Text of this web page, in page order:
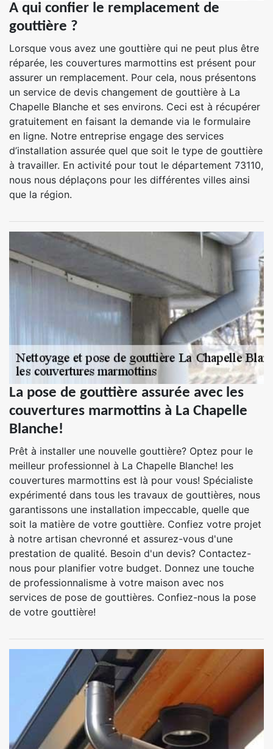
A qui confier le remplacement de
gouttière ?
Lorsque vous avez une gouttière qui ne peut plus être
réparée, les couvertures marmottins est présent pour
assurer un remplacement. Pour cela, nous présentons
un service de devis changement de gouttière à La
Chapelle Blanche et ses environs. Ceci est à récupérer
gratuitement en faisant la demande via le formulaire
en ligne. Notre entreprise engage des services
d’installation assurée quel que soit le type de gouttière
à travailler. En activité pour tout le département 73110,
nous nous déplaçons pour les différentes villes ainsi
que la région.
La pose de gouttière assurée avec les
couvertures marmottins à La Chapelle
Blanche!
Prêt à installer une nouvelle gouttière? Optez pour le
meilleur professionnel à La Chapelle Blanche! les
couvertures marmottins est là pour vous! Spécialiste
expérimenté dans tous les travaux de gouttières, nous
garantissons une installation impeccable, quelle que
soit la matière de votre gouttière. Confiez votre projet
à notre artisan chevronné et assurez-vous d'une
prestation de qualité. Besoin d'un devis? Contactez-
nous pour planifier votre budget. Donnez une touche
de professionnalisme à votre maison avec nos
services de pose de gouttières. Confiez-nous la pose
de votre gouttière!